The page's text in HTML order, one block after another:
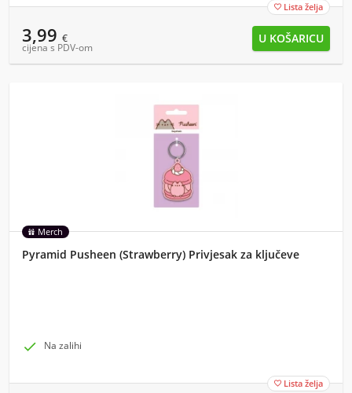
 Lista želja
3,99 €
cijena s PDV-om
Merch
Pyramid Pusheen (Strawberry) Privjesak za ključeve
 Na zalihi
 Lista želja